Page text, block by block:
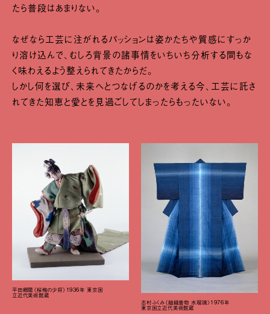
たら普段はあまりない。
なぜなら工芸に注がれるパッションは姿かたちや質感にすっか
り溶け込んで、むしろ背景の諸事情をいちいち分析する間もな
く味わえるよう整えられてきたからだ。
しかし何を選び、未来へとつなげるのかを考える今、工芸に託さ
れてきた知恵と愛とを見過ごしてしまったらもったいない。
平田郷陽《桜梅の少将》1936年 東京国
立近代美術館蔵
志村ふくみ《紬織着物 水瑠璃》1976年
東京国立近代美術館蔵